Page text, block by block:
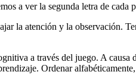
a ver la segunda letra de
la atención y la observación.
a través del juego. A
Ordenar